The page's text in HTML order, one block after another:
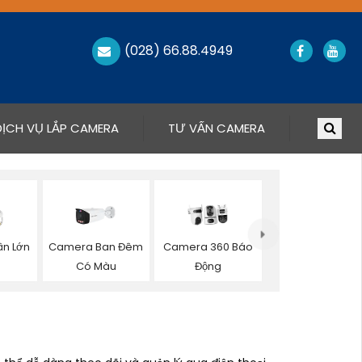
(028) 66.88.4949
VỤ LẮP CAMERA TƯ VẤN CAMERA
Lớn
Camera Ban Đêm
Có Màu
Camera 360 Báo
Động